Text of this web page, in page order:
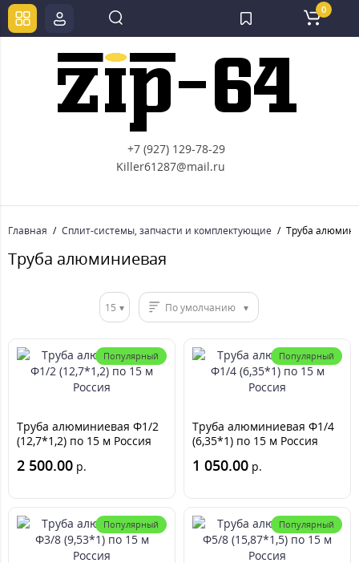
+7 (927) 129-78-29
Killer61287@mail.ru
0
Главная Сплит-системы, запчасти и комплектующие Труба
Труба алюминиевая
15 По умолчанию
Популярный
Труба алюминиевая Ф1/2
(12,7*1,2) по 15 м Россия
2 500.00 р.
Популярный
Труба алюминиевая Ф1/4
(6,35*1) по 15 м Россия
1 050.00 р.
Популярный Популярный